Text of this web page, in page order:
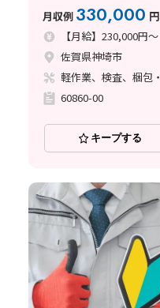
月収例 330,000 円
【月給】230,000円～
佐賀県神埼市
60860-00
キープする